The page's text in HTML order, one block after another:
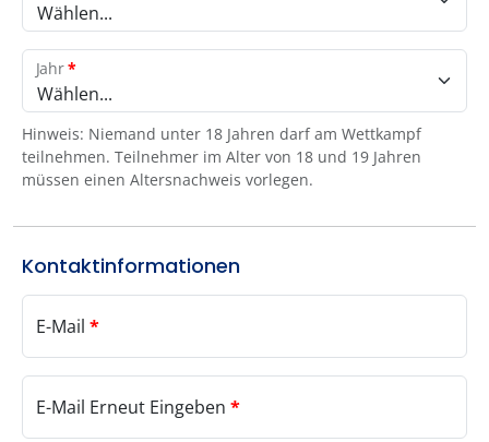
Wählen...
Wählen...
Jahr*
Hinweis: Niemand unter 18 Jahren darf am Wettkampf
teilnehmen. Teilnehmer im Alter von 18 und 19 Jahren
müssen einen Altersnachweis vorlegen.
Kontaktinformationen
E-Mail *
E-Mail Erneut Eingeben *